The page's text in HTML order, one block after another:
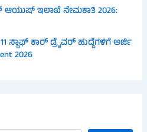
ಆಯುಷ್ ಇಲಾಖೆ ನೇಮಕಾತಿ 2026:
ಸ್ಟಾಫ್ ಕಾರ್ ಡ್ರೈವರ್ ಹುದ್ದೆಗಳಿಗೆ ಅರ್ಜಿ
2026